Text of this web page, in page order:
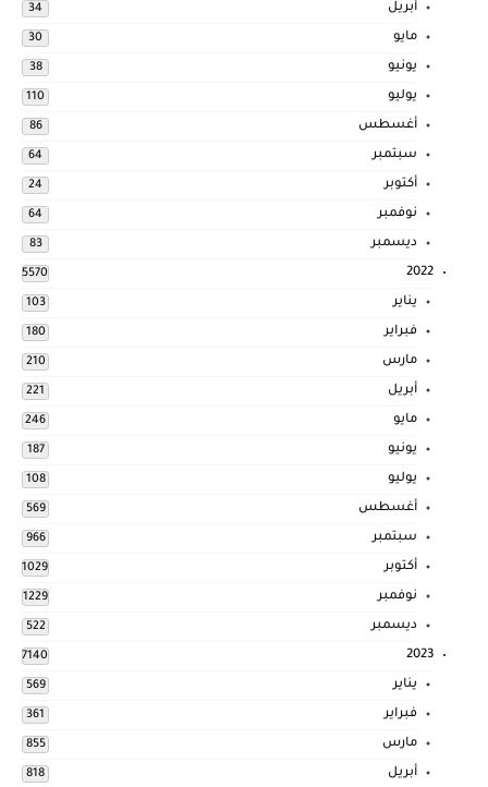
أبريل 34
مايو 30
يونيو 38
يوليو 110
أغسطس 86
سبتمبر 64
أكتوبر 24
نوفمبر 64
ديسمبر 83
2022
5570
يناير 103
فبراير 180
مارس 210
أبريل 221
مايو 246
يونيو 187
يوليو 108
أغسطس 569
سبتمبر 966
أكتوبر 1029
نوفمبر 1229
ديسمبر 522
2023
7140
يناير 569
فبراير 361
مارس 855
أبريل 818